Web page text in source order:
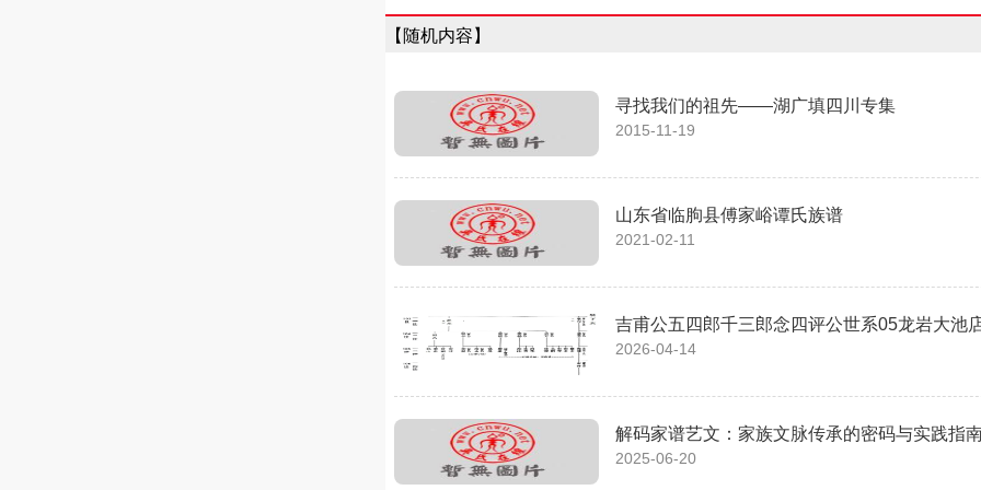
【随机内容】
寻找我们的祖先——湖广填四川专集
2015-11-19
山东省临朐县傅家峪谭氏族谱
2021-02-11
吉甫公五四郎千三郎念四评公世系05龙岩大池
2026-04-14
解码家谱艺文：家族文脉传承的密码与实践指
2025-06-20